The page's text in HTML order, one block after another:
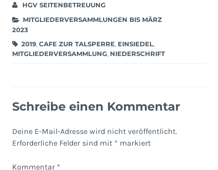
HGV SEITENBETREUUNG
MITGLIEDERVERSAMMLUNGEN BIS MÄRZ
2023
2019, CAFE ZUR TALSPERRE, EINSIEDEL,
MITGLIEDERVERSAMMLUNG, NIEDERSCHRIFT
Schreibe einen Kommentar
Deine E-Mail-Adresse wird nicht veröffentlicht.
Erforderliche Felder sind mit * markiert
Kommentar *